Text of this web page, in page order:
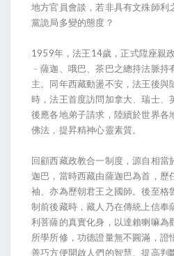
地方官員會談，若非具有文殊師利
黨詭局多變的態度？
1959年，法王14歲，正式陞座親
﹣薩迦、哦巴、茶巴之總持法脈
主。同年西藏動盪不安，法王後
時，法王首度訪問加拿大、瑞士、
後應各地弟子請求，陸續於世界各
佛法，提昇精神心靈素質。
回顧西藏政教合一制度，源自相當
迦巴，當時西藏由薩迦巴為首，歷
袖、亦為歷朝君王之國師。後至格
制前後藏時，藏人乃在傳統上信奉
利菩薩的真實化身，以達賴喇嘛為
所學所修，功德證量無不圓滿，證
善巧方便開啟人們的智慧、提高判